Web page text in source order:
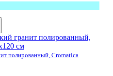
полированный, Cromatica